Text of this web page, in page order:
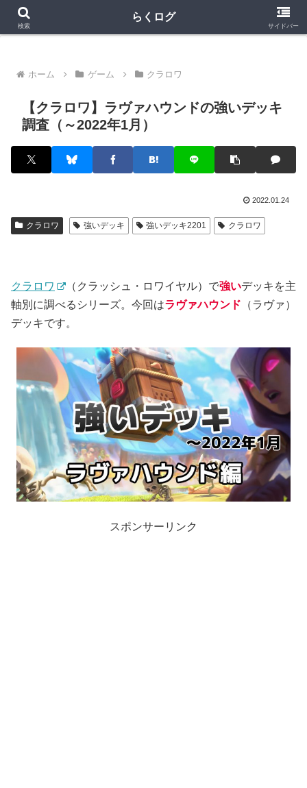
クラロワ クラロワリーグ プロスピA
ホーム ゲーム クラロワ
【クラロワ】ラヴァハウンドの強いデッキ
調査（～2022年1月）
2022.01.24
クラロワ 強いデッキ 強いデッキ2201 クラロワ
クラロワ （クラッシュ・ロワイヤル）で強いデッキを主
軸別に調べるシリーズ。今回はラヴァハウンド （ラヴァ）
デッキです。
スポンサーリンク
検索
らくログ
サイドバー